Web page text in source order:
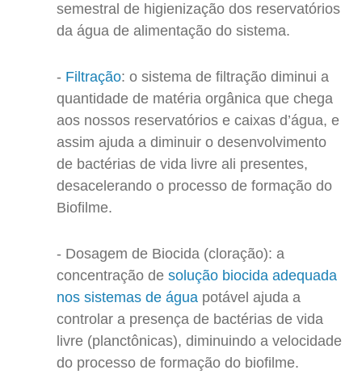
semestral de higienização dos reservatórios
da água de alimentação do sistema.
Filtração: o sistema de filtração diminui a
quantidade de matéria orgânica que chega
aos nossos reservatórios e caixas d’água, e
assim ajuda a diminuir o desenvolvimento
de bactérias de vida livre ali presentes,
desacelerando o processo de formação do
Biofilme.
Dosagem de Biocida (cloração): a
concentração de solução biocida adequada
nos sistemas de água potável ajuda a
controlar a presença de bactérias de vida
livre (planctônicas), diminuindo a velocidade
do processo de formação do biofilme.